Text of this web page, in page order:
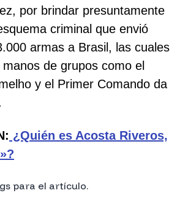
por brindar presuntamente
criminal que envió
armas a Brasil, las cuales
de grupos como el
y el Primer Comando da
¿Quién es Acosta Riveros,
para el artículo.